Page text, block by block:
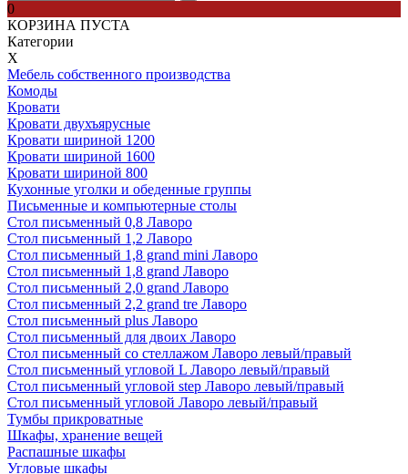
0
КОРЗИНА ПУСТА
Категории
Х
Мебель собственного производства
Комоды
Кровати
Кровати двухъярусные
Кровати шириной 1200
Кровати шириной 1600
Кровати шириной 800
Кухонные уголки и обеденные группы
Письменные и компьютерные столы
Стол письменный 0,8 Лаворо
Стол письменный 1,2 Лаворо
Стол письменный 1,8 grand mini Лаворо
Стол письменный 1,8 grand Лаворо
Стол письменный 2,0 grand Лаворо
Стол письменный 2,2 grand tre Лаворо
Стол письменный plus Лаворо
Стол письменный для двоих Лаворо
Стол письменный со стеллажом Лаворо левый/правый
Стол письменный угловой L Лаворо левый/правый
Стол письменный угловой step Лаворо левый/правый
Стол письменный угловой Лаворо левый/правый
Тумбы прикроватные
Шкафы, хранение вещей
Распашные шкафы
Угловые шкафы